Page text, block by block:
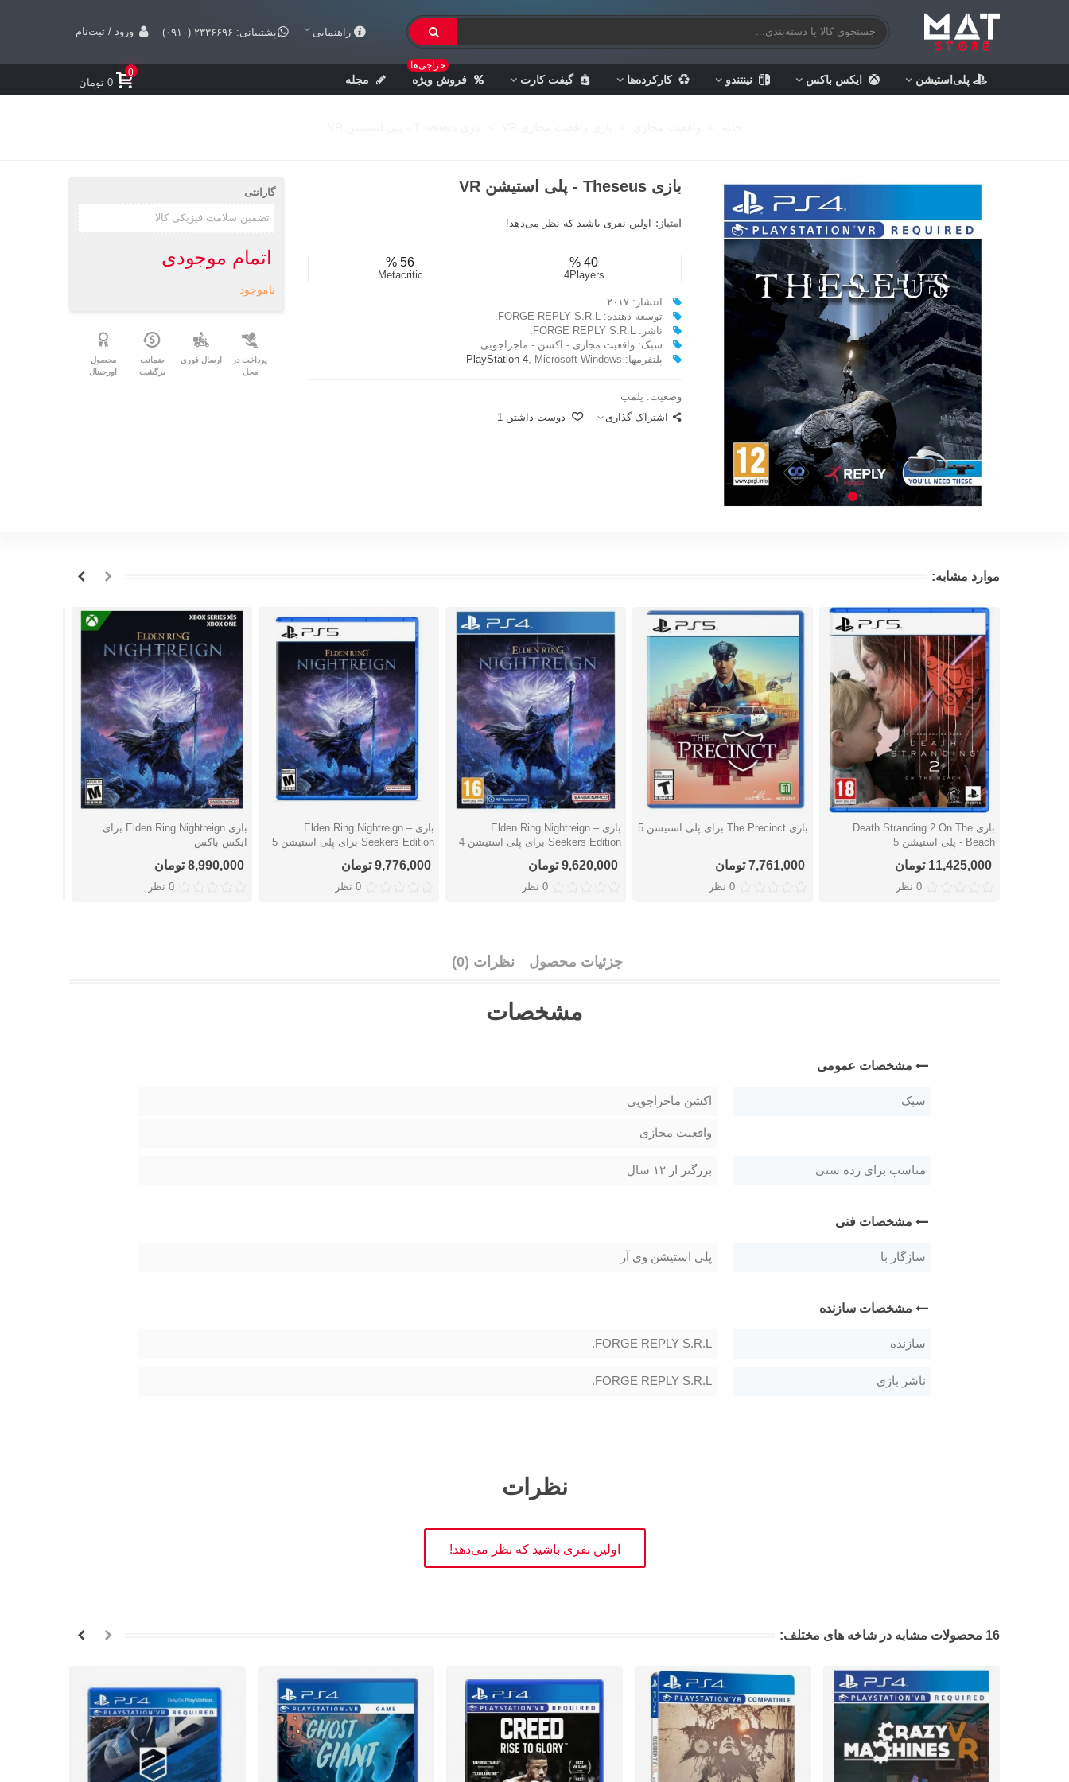
راهنمایی پشتیبانی: ۲۳۳۶۶۹۶ (۰۹۱۰) ورود / ثبت‌نام
پلی‌استیشن ایکس باکس نینتندو کارکرده‌ها گیفت کارت فروش ویژه
حراجی‌ها
مجله
0
0 تومان
بازی Theseus - پلی استیشن VR
امتیاز: اولین نفری باشید که نظر می‌دهد!
40 %
4Players
56 %
Metacritic
انتشار: ۲۰۱۷
توسعه دهنده: FORGE REPLY S.R.L.
ناشر: FORGE REPLY S.R.L.
سبک: واقعیت مجازی - اکشن - ماجراجویی
پلتفرمها:
PlayStation 4, Microsoft Windows
وضعیت: پلمپ
اشتراک گذاری
دوست داشتن 1
گارانتی
اتمام موجودی
ناموجود
پرداخت در
محل
ارسال فوری
ضمانت
برگشت
محصول
اورجینال
موارد مشابه:
دوست داشتن
بازی Death Stranding 2 On The
Beach - پلی استیشن 5
11,425,000 تومان
0 نظر
دوست داشتن بازی The Precinct برای پلی استیشن 5
7,761,000 تومان
0 نظر
دوست داشتن
بازی Elden Ring Nightreign –
Seekers Edition برای پلی استیشن 4
9,620,000 تومان
0 نظر
دوست داشتن
بازی Elden Ring Nightreign –
Seekers Edition برای پلی استیشن 5
9,776,000 تومان
0 نظر
دوست داشتن
بازی Elden Ring Nightreign برای
ایکس باکس
8,990,000 تومان
0 نظر
جزئیات محصول نظرات (0)
مشخصات
مشخصات عمومی
سبک اکشن ماجراجویی
واقعیت مجازی
مناسب برای رده سنی بزرگتر از ۱۲ سال
مشخصات فنی
سازگار با پلی استیشن وی آر
مشخصات سازنده
سازنده FORGE REPLY S.R.L.
ناشر بازی FORGE REPLY S.R.L.
نظرات
اولین نفری باشید که نظر می‌دهد!
16 محصولات مشابه در شاخه های مختلف: